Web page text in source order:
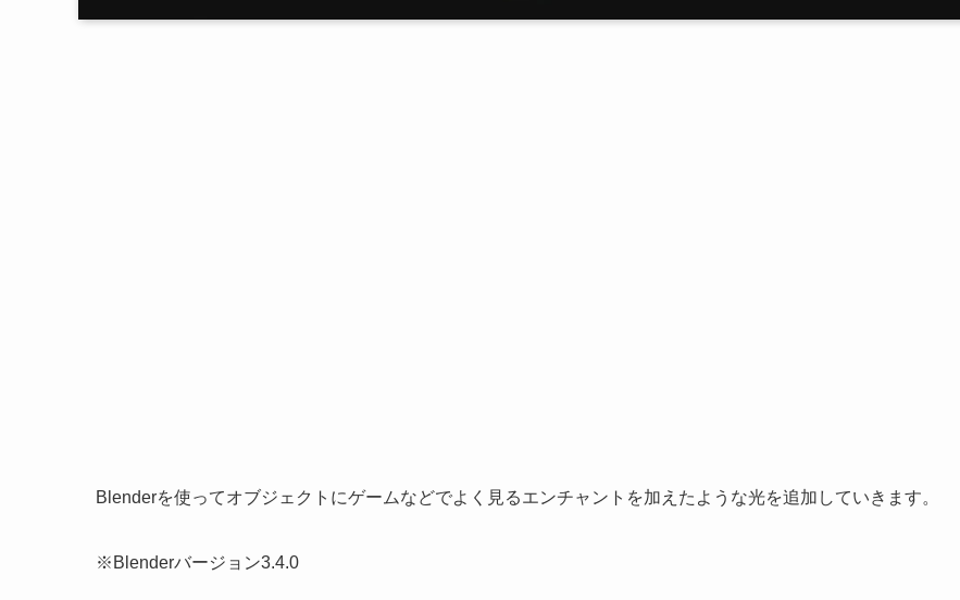
Blenderを使ってオブジェクトにゲームなどでよく見るエンチャントを加えたような光を追加していきます。
※Blenderバージョン3.4.0